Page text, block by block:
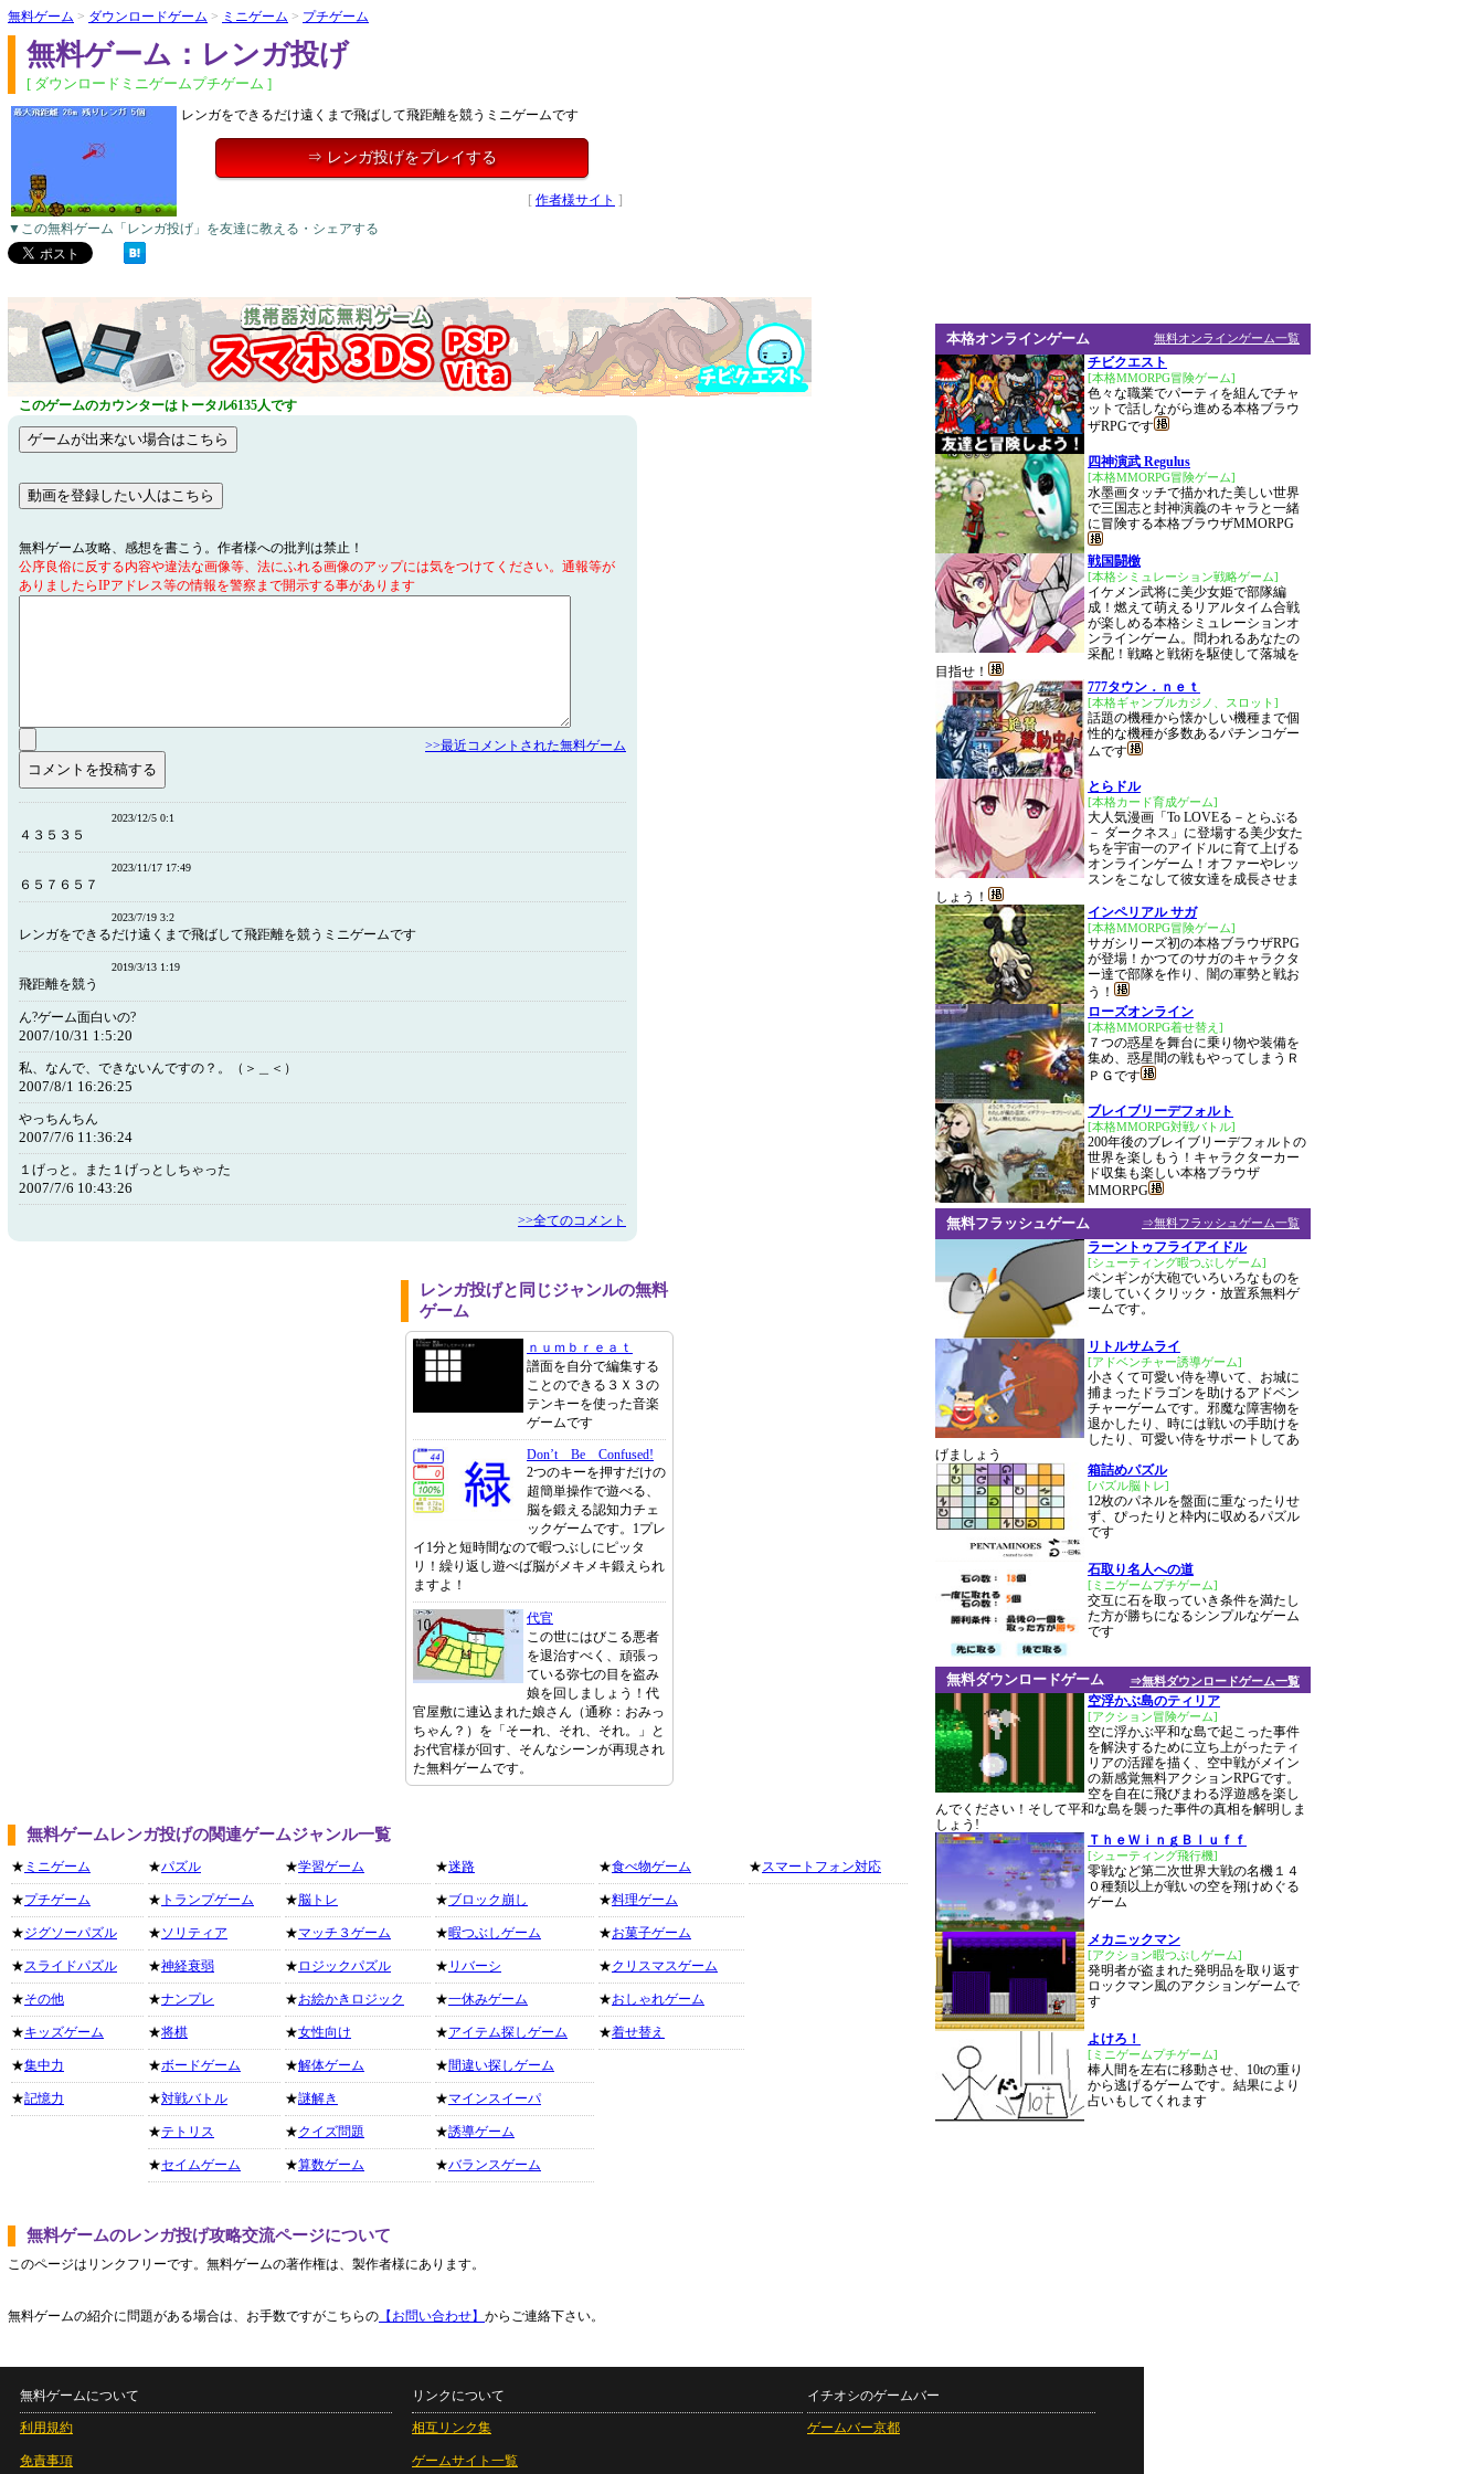
無料ゲーム > ダウンロードゲーム > ミニゲーム > プチゲーム
無料ゲーム：レンガ投げ
[ ダウンロードミニゲームプチゲーム ]
レンガをできるだけ遠くまで飛ばして飛距離を競うミニゲームです
⇒ レンガ投げをプレイする
[ 作者様サイト ]
▼この無料ゲーム「レンガ投げ」を友達に教える・シェアする
このゲームのカウンターはトータル6135人です
無料ゲーム攻略、感想を書こう。作者様への批判は禁止！
公序良俗に反する内容や違法な画像等、法にふれる画像のアップには気をつけてください。通報等が
ありましたらIPアドレス等の情報を警察まで開示する事があります
>>最近コメントされた無料ゲーム
2023/12/5 0:1
４３５３５
2023/11/17 17:49
６５７６５７
2023/7/19 3:2
レンガをできるだけ遠くまで飛ばして飛距離を競うミニゲームです
2019/3/13 1:19
飛距離を競う
ん?ゲーム面白いの?
2007/10/31 1:5:20
私、なんで、できないんですの？。（＞＿＜）
2007/8/1 16:26:25
やっちんちん
2007/7/6 11:36:24
１げっと。また１げっとしちゃった
2007/7/6 10:43:26
>>全てのコメント
レンガ投げと同じジャンルの無料
ゲーム
ｎｕｍｂｒｅａｔ
譜面を自分で編集する
ことのできる３Ｘ３の
テンキーを使った音楽
ゲームです
Don’t Be Confused!
2つのキーを押すだけの
超簡単操作で遊べる、
脳を鍛える認知力チェ
ックゲームです。1プレ
イ1分と短時間なので暇つぶしにピッタ
リ！繰り返し遊べば脳がメキメキ鍛えられ
ますよ！
代官
この世にはびこる悪者
を退治すべく、頑張っ
ている弥七の目を盗み
娘を回しましょう！代
官屋敷に連込まれた娘さん（通称：おみっ
ちゃん？）を「そーれ、それ、それ。」と
お代官様が回す、そんなシーンが再現され
た無料ゲームです。
無料ゲームレンガ投げの関連ゲームジャンル一覧
★ ミニゲーム
★プチゲーム
★ジグソーパズル
★スライドパズル
★その他
★キッズゲーム
★集中力
★記憶力
★パズル
★ トランプゲーム
★ソリティア
★神経衰弱
★ナンプレ
★将棋
★ボードゲーム
★対戦バトル
★テトリス
★セイムゲーム
★学習ゲーム
★脳トレ
★マッチ３ゲーム
★ ロジックパズル
★お絵かきロジック
★女性向け
★解体ゲーム
★謎解き
★クイズ問題
★算数ゲーム
★迷路
★ブロック崩し
★暇つぶしゲーム
★ リバーシ
★一休みゲーム
★アイテム探しゲーム
★間違い探しゲーム
★マインスイーパ
★誘導ゲーム
★バランスゲーム
★食べ物ゲーム
★料理ゲーム
★お菓子ゲーム
★クリスマスゲーム
★おしゃれゲーム
★着せ替え
★スマートフォン対応
無料ゲームのレンガ投げ攻略交流ページについて
このページはリンクフリーです。無料ゲームの著作権は、製作者様にあります。
無料ゲームの紹介に問題がある場合は、お手数ですがこちらの 【お問い合わせ】 からご連絡下さい。
無料オンラインゲーム一覧
本格オンラインゲーム
チビクエスト
[本格MMORPG冒険ゲーム]
色々な職業でパーティを組んでチャ
ットで話しながら進める本格ブラウ
ザRPGです
四神演武 Regulus
[本格MMORPG冒険ゲーム]
水墨画タッチで描かれた美しい世界
で三国志と封神演義のキャラと一緒
に冒険する本格ブラウザMMORPG
戦国闘檄
[本格シミュレーション戦略ゲーム]
イケメン武将に美少女姫で部隊編
成！燃えて萌えるリアルタイム合戦
が楽しめる本格シミュレーションオ
ンラインゲーム。問われるあなたの
采配！戦略と戦術を駆使して落城を
目指せ！
777タウン．ｎｅｔ
[本格ギャンブルカジノ、スロット]
話題の機種から懐かしい機種まで個
性的な機種が多数あるパチンコゲー
ムです
とらドル
[本格カード育成ゲーム]
大人気漫画「To LOVEる－とらぶる
－ ダークネス」に登場する美少女た
ちを宇宙一のアイドルに育て上げる
オンラインゲーム！オファーやレッ
スンをこなして彼女達を成長させま
しょう！
インペリアル サガ
[本格MMORPG冒険ゲーム]
サガシリーズ初の本格ブラウザRPG
が登場！かつてのサガのキャラクタ
ー達で部隊を作り、闇の軍勢と戦お
う！
ローズオンライン
[本格MMORPG着せ替え]
７つの惑星を舞台に乗り物や装備を
集め、惑星間の戦もやってしまうＲ
ＰＧです
ブレイブリーデフォルト
[本格MMORPG対戦バトル]
200年後のブレイブリーデフォルトの
世界を楽しもう！キャラクターカー
ド収集も楽しい本格ブラウザ
MMORPG
⇒無料フラッシュゲーム一覧
無料フラッシュゲーム
ラーントゥフライアイドル
[シューティング暇つぶしゲーム]
ペンギンが大砲でいろいろなものを
壊していくクリック・放置系無料ゲ
ームです。
リトルサムライ
[アドベンチャー誘導ゲーム]
小さくて可愛い侍を導いて、お城に
捕まったドラゴンを助けるアドベン
チャーゲームです。邪魔な障害物を
退かしたり、時には戦いの手助けを
したり、可愛い侍をサポートしてあ
げましょう
箱詰めパズル
[パズル脳トレ]
12枚のパネルを盤面に重なったりせ
ず、ぴったりと枠内に収めるパズル
です
石取り名人への道
[ミニゲームプチゲーム]
交互に石を取っていき条件を満たし
た方が勝ちになるシンプルなゲーム
です
⇒無料ダウンロードゲーム一覧
無料ダウンロードゲーム
空浮かぶ島のティリア
[アクション冒険ゲーム]
空に浮かぶ平和な島で起こった事件
を解決するために立ち上がったティ
リアの活躍を描く、空中戦がメイン
の新感覚無料アクションRPGです。
空を自在に飛びまわる浮遊感を楽し
んでください！そして平和な島を襲った事件の真相を解明しま
しょう!
ＴｈｅＷｉｎｇＢｌｕｆｆ
[シューティング飛行機]
零戦など第二次世界大戦の名機１４
０種類以上が戦いの空を翔けめぐる
ゲーム
メカニックマン
[アクション暇つぶしゲーム]
発明者が盗まれた発明品を取り返す
ロックマン風のアクションゲームで
す
よけろ！
[ミニゲームプチゲーム]
棒人間を左右に移動させ、10tの重り
から逃げるゲームです。結果により
占いもしてくれます
無料ゲームについて
利用規約
免責事項
リンクについて
相互リンク集
ゲームサイト一覧
イチオシのゲームバー
ゲームバー京都